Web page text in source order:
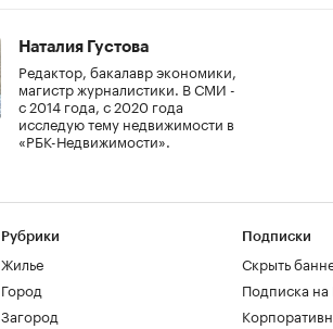
Наталия Густова
Редактор, бакалавр экономики,
магистр журналистики. В СМИ -
с 2014 года, с 2020 года
исследую тему недвижимости в
«РБК-Недвижимости».
Рубрики
Жилье
Город
Загород
Подписки
Скрыть
Подписка